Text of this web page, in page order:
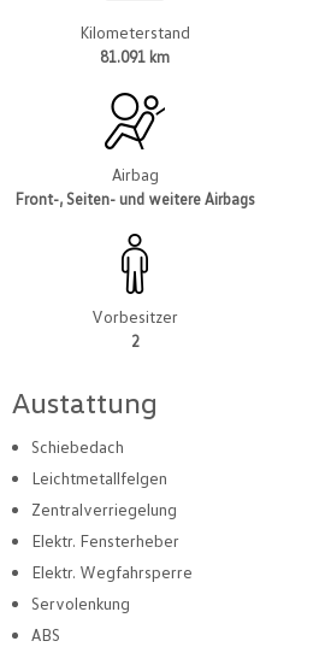
Kilometerstand
81.091 km
Airbag
Front-, Seiten- und weitere Airbags
Vorbesitzer
2
Austattung
Schiebedach
Leichtmetallfelgen
Zentralverriegelung
Elektr. Fensterheber
Elektr. Wegfahrsperre
Servolenkung
ABS